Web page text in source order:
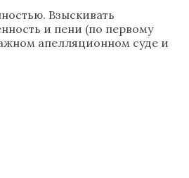
Взыскивать
и пени (по первому
апелляционном суде и